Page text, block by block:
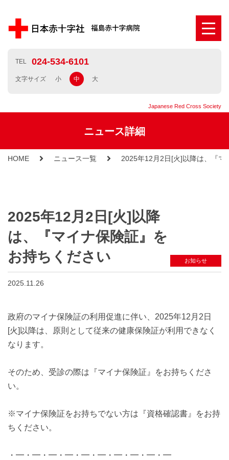
TEL 024-534-6101
文字サイズ 小 中 大
Japanese Red Cross Society
ニュース詳細
HOME ニュース一覧 2025年12月2日[火]以降は、『マ
2025年12月2日[火]以降
は、『マイナ保険証』を
お持ちください
お知らせ
2025.11.26
政府のマイナ保険証の利用促進に伴い、2025年12月2日
[火]以降は、原則として従来の健康保険証が利用できなく
なります。
そのため、受診の際は『マイナ保険証』をお持ちくださ
い。
※マイナ保険証をお持ちでない方は『資格確認書』をお持
ちください。
・━・━・━・━・━・━・━・━・━・━